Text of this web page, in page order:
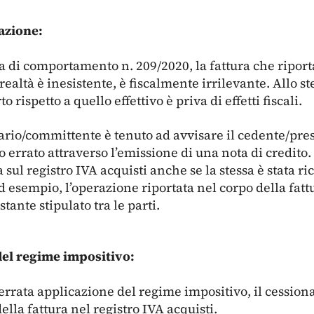
di comportamento n. 209/2020, la fattura che
è inesistente, è fiscalmente irrilevante. Allo
rispetto a quello effettivo è priva di effetti fiscali.
committente è tenuto ad avvisare il cedente/
attraverso l’emissione di una nota di
registro IVA acquisti anche se la stessa è stata
esempio, l’operazione riportata nel corpo della
stipulato tra le parti.
regime impositivo:
applicazione del regime impositivo, il
fattura nel registro IVA acquisti.